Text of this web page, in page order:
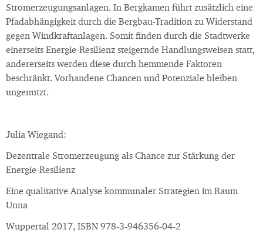
Stromerzeugungsanlagen. In Bergkamen führt zusätzlich eine
Pfadabhängigkeit durch die Bergbau-Tradition zu Widerstand
gegen Windkraftanlagen. Somit finden durch die Stadtwerke
einerseits Energie-Resilienz steigernde Handlungsweisen statt,
andererseits werden diese durch hemmende Faktoren
beschränkt. Vorhandene Chancen und Potenziale bleiben
ungenutzt.
Julia Wiegand:
Dezentrale Stromerzeugung als Chance zur Stärkung der
Energie-Resilienz
Eine qualitative Analyse kommunaler Strategien im Raum
Unna
Wuppertal 2017, ISBN 978-3-946356-04-2